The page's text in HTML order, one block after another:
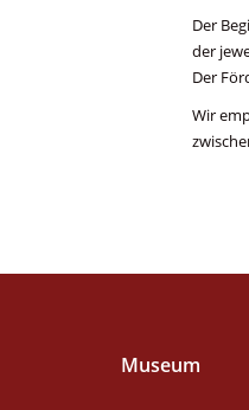
Der
der
Der
Wir
Museum